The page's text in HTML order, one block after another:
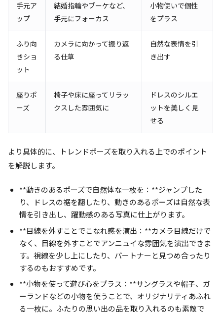
手元ア
ップ
結婚指輪やブーケなど、
手元にフォーカス
小物使いで個性
をプラス
ふり向
きショ
ット
カメラに向かって振り返
る仕草
自然な表情を引
き出す
座りポ
ーズ
椅子や床に座ってリラッ
クスした雰囲気に
ドレスのシルエ
ットを美しく見
せる
より具体的に、トレンドポーズを取り入れる上でのポイント
を解説します。
**動きのあるポーズで自然体な一枚を：**ジャンプした
り、ドレスの裾を翻したり、動きのあるポーズは自然な表
情を引き出し、躍動感のある写真に仕上がります。
**目線を外すことでこなれ感を演出：**カメラ目線だけで
なく、目線を外すことでアンニュイな雰囲気を演出できま
す。視線を少し上にしたり、パートナーと見つめ合ったり
するのもおすすめです。
**小物を使って遊び心をプラス：**サングラスや帽子、ガ
ーランドなどの小物を使うことで、オリジナリティあふれ
る一枚に。ふたりの思い出の品を取り入れるのも素敵で